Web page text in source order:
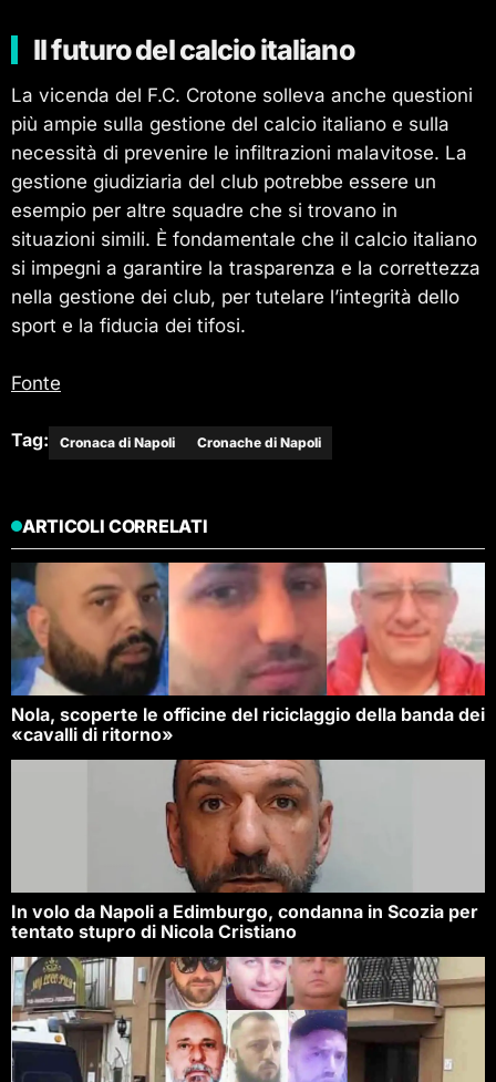
Il futuro del calcio italiano
La vicenda del F.C. Crotone solleva anche questioni
più ampie sulla gestione del calcio italiano e sulla
necessità di prevenire le infiltrazioni malavitose. La
gestione giudiziaria del club potrebbe essere un
esempio per altre squadre che si trovano in
situazioni simili. È fondamentale che il calcio italiano
si impegni a garantire la trasparenza e la correttezza
nella gestione dei club, per tutelare l’integrità dello
sport e la fiducia dei tifosi.
Fonte
Tag: Cronaca di Napoli Cronache di Napoli
ARTICOLI CORRELATI
Nola, scoperte le officine del riciclaggio della banda dei
«cavalli di ritorno»
In volo da Napoli a Edimburgo, condanna in Scozia per
tentato stupro di Nicola Cristiano